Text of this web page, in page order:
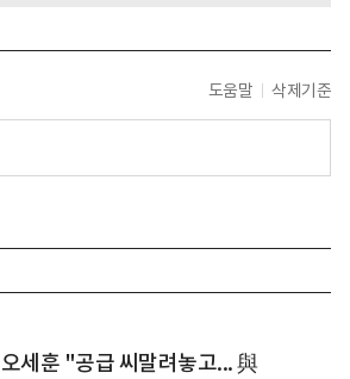
도움말 삭제기준
오세훈 "공급 씨말려놓고... 與